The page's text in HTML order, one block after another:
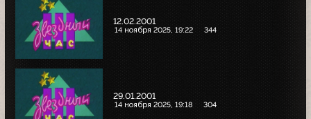
12.02.2001
14 ноября 2025, 19:22 344
29.01.2001
14 ноября 2025, 19:18 304